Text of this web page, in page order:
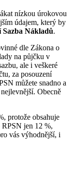
nízkou úrokovou
údajem, který by
Sazba Nákladů.
dle Zákona o
na půjčku v
ale i veškeré
za posouzení
můžete snadno a
Obecně
protože obsahuje
jen 12 %,
vás výhodnější, i